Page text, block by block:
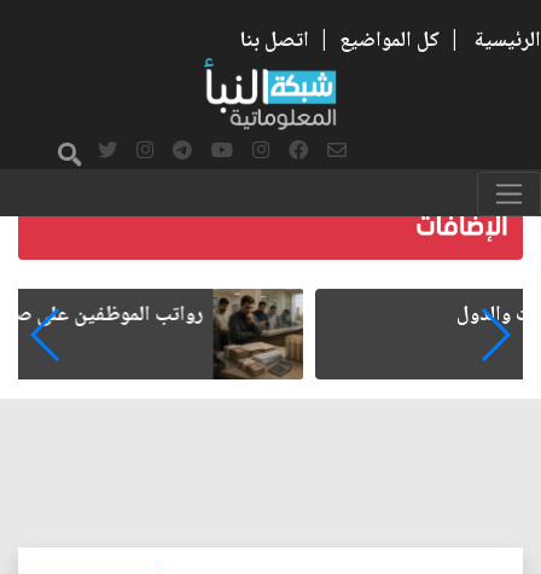
الرئيسية | كل المواضيع | اتصل بنا
رواتب الموظفين على صفيح ساخن